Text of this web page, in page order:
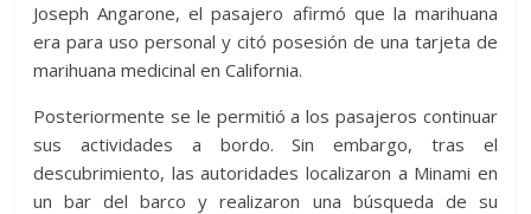
Joseph Angarone, el pasajero afirmó que la marihuana
era para uso personal y citó posesión de una tarjeta de
marihuana medicinal en California.
Posteriormente se le permitió a los pasajeros continuar
sus actividades a bordo. Sin embargo, tras el
descubrimiento, las autoridades localizaron a Minami en
un bar del barco y realizaron una búsqueda de su